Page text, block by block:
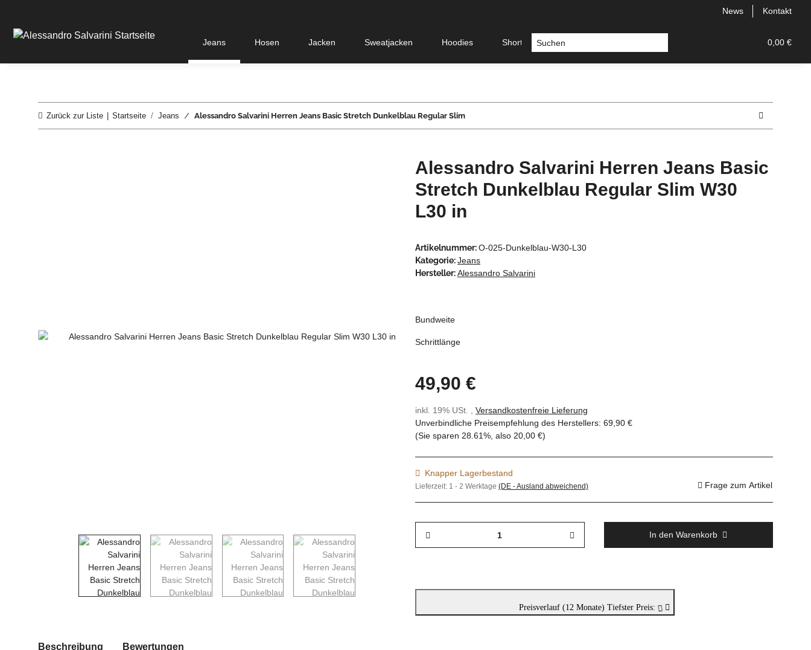
News Kontakt
0,00 €
Jeans Hosen Jacken Sweatjacken Hoodies Shorts & Bermudas
Zurück zur Liste Startseite Jeans Alessandro Salvarini Herren Jeans Basic Stretch Dunkelblau Regular Slim
Alessandro Salvarini Herren Jeans Basic
Stretch Dunkelblau Regular Slim W30
L30 in
Artikelnummer:O-025-Dunkelblau-W30-L30
Kategorie:Jeans
Hersteller:Alessandro Salvarini
Bundweite
Schrittlänge
49,90 €
inkl. 19% USt. , Versandkostenfreie Lieferung
Unverbindliche Preisempfehlung des Herstellers: 69,90 €
(Sie sparen 28.61%, also 20,00 €)
Knapper Lagerbestand
Lieferzeit: 1 - 2 Werktage (DE - Ausland abweichend) Frage zum Artikel
In den Warenkorb
Preisverlauf (12 Monate) Tiefster Preis:
weitere Registerkarten anzeigen
Beschreibung Bewertungen